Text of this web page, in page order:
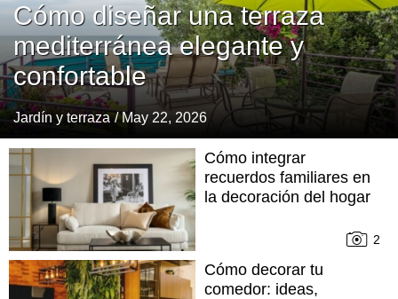
Cómo diseñar una terraza
mediterránea elegante y
confortable
Jardín y terraza / May 22, 2026
Cómo integrar
recuerdos familiares en
la decoración del hogar
2
Cómo decorar tu
comedor: ideas,